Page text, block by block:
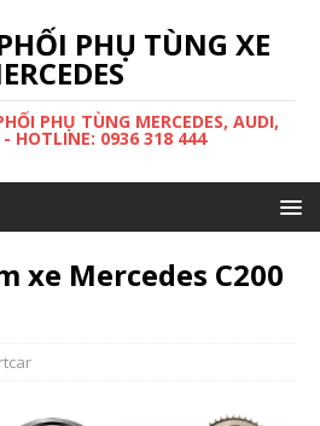
PHỤ TÙNG XE
PHỤ TÙNG MERCEDES, AUDI,
- HOTLINE: 0936 318 444
xe Mercedes C200